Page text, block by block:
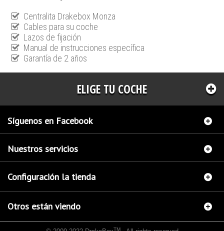
Centralita Drakebox Monza
Cables para su coche
Lazos de fijación
Manual de instrucciones específica
Garantía de 2 años
ELIGE TU COCHE
Síguenos en Facebook
Nuestros servicios
Configuración la tienda
Otros están viendo
TM